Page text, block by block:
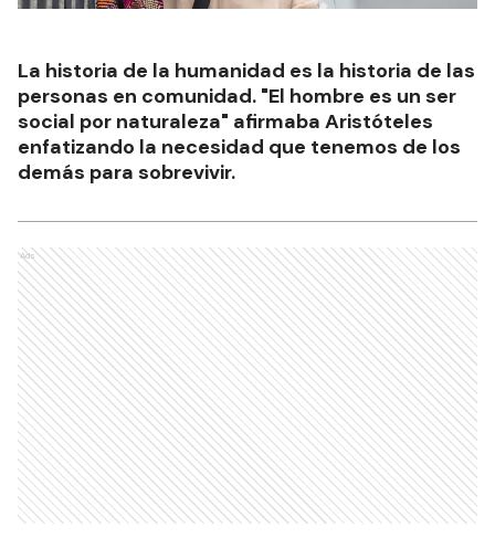
La historia de la humanidad es la historia de las
personas en comunidad. "El hombre es un ser
social por naturaleza" afirmaba Aristóteles
enfatizando la necesidad que tenemos de los
demás para sobrevivir.
Ads